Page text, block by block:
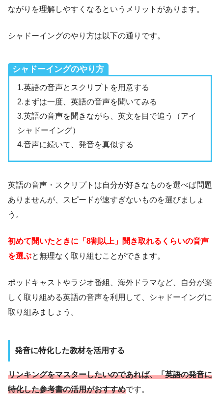
ながりを理解しやすくなるというメリットがあります。
シャドーイングのやり方は以下の通りです。
シャドーイングのやり方
1.英語の音声とスクリプトを用意する
2.まずは一度、英語の音声を聞いてみる
3.英語の音声を聞きながら、英文を目で追う（アイ
シャドーイング）
4.音声に続いて、発音を真似する
英語の音声・スクリプトは自分が好きなものを選べば問題
ありませんが、スピードが速すぎないものを選びましょ
う。
初めて聞いたときに「8割以上」聞き取れるくらいの音声
を選ぶと無理なく取り組むことができます。
ポッドキャストやラジオ番組、海外ドラマなど、自分が楽
しく取り組める英語の音声を利用して、シャドーイングに
取り組みましょう。
発音に特化した教材を活用する
リンキングをマスターしたいのであれば、「英語の発音に
特化した参考書の活用がおすすめです。